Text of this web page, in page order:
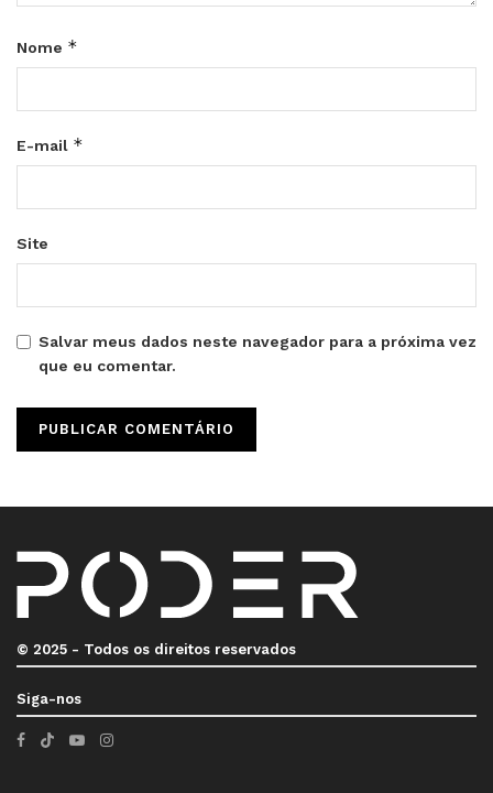
Nome *
E-mail *
Site
Salvar meus dados neste navegador para a próxima vez
que eu comentar.
© 2025 - Todos os direitos reservados
Siga-nos